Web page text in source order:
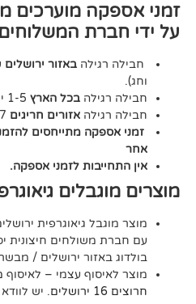
מוערכים מרגע איסוף
המשלוחים:
באזור ירושלים עד 24 שעות
בכל הארץ1-5 ימי עסקים
אזורים חריגים1-7 ימי עסקים
מתייחסים להזמנות שלא צוין בהן
לזמני אספקה.
גיאוגרפית:
גיאוגרפית ירושלים – מוצרים שלא
חיצונית יסופקו על ידי נהג
ירושלים / מבשרת ציון
עצמי – לאיסוףמחנות חיות בול
. יש לוודא עם החנות